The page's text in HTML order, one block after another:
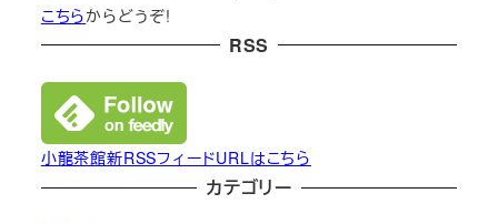
こちらからどうぞ!
RSS
小龍茶館新RSSフィードURLはこちら
カテゴリー